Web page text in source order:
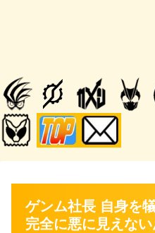
ゲンム社長 自身を
完全に悪に見えな